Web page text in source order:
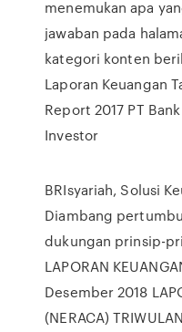
menemukan apa
jawaban pada
kategori konten
Laporan Keuangan
Report 2017 PT
Investor
BRIsyariah, Solusi
Diambang
dukungan prinsip-
LAPORAN
Desember 2018
(NERACA)